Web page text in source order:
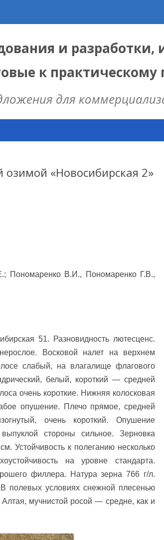
и
к
для
Skip
«Новосибирская 2»
Пономаренко В.И., Пономаренко Г.В.,
51. Разновидность лютесценс.
Восковой налет на верхнем
слабый, на влагалище флагового
белый, короткий — средней
очень короткие. Нижняя колосковая
опушение. Плечо прямое, средней
очень короткий. Опушение
стороны сильное. Зерновка
Устойчивость к полеганию несколько
на уровне стандарта.
филлера. Натура зерна 766 г/л.
полевых условиях снежной плесенью
мучнистой росой — средне, как и